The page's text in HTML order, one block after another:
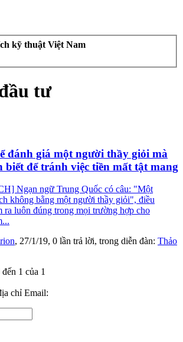
kỹ thuật Việt Nam
tư
đánh giá một người thầy giỏi mà
biết để tránh việc tiền mất tật mang
Ngạn ngữ Trung Quốc có câu: "Một
không bằng một người thầy giỏi", điều
ra luôn đúng trong mọi trường hợp cho
, 27/1/19, 0 lần trả lời, trong diễn đàn: Thảo
1 của 1
chỉ Email: